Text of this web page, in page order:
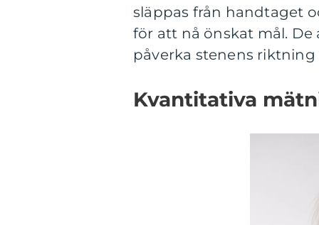
släppas från handtaget
för att nå önskat mål. De
påverka stenens
Kvantitativa